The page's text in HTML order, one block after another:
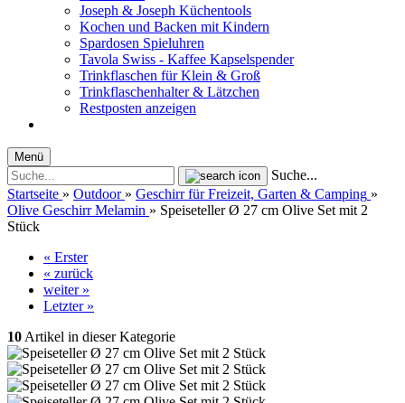
Joseph & Joseph Küchentools
Kochen und Backen mit Kindern
Spardosen Spieluhren
Tavola Swiss - Kaffee Kapselspender
Trinkflaschen für Klein & Groß
Trinkflaschenhalter & Lätzchen
Restposten anzeigen
Menü
Suche...
Startseite » Outdoor » Geschirr für Freizeit, Garten & Camping »
Olive Geschirr Melamin » Speiseteller Ø 27 cm Olive Set mit 2
Stück
« Erster
« zurück
weiter »
Letzter »
10 Artikel in dieser Kategorie